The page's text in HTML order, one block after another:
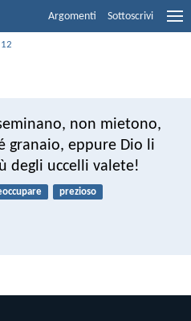
Argomenti Sottoscrivi
12
non mietono,
granaio, eppure Dio li
degli uccelli valete!
prezioso